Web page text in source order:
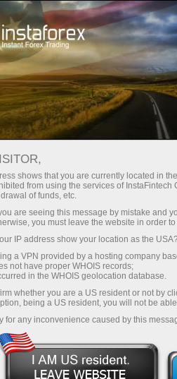
Поддержка
КАК С НАМИ
Открыть
Открыть
Вы можете воспользоваться
ниже илизаказать
shows that you are currently located in
from using the services of
of funds, etc.
are seeing this message by mistake and
you must leave the website in order
IP address show your location as the USA?
a VPN provided by a hosting company
not have proper WHOIS records;
in the WHOIS geolocation database.
whether you are a US resident or not by
being a US resident, you will not be
for any inconvenience caused by this